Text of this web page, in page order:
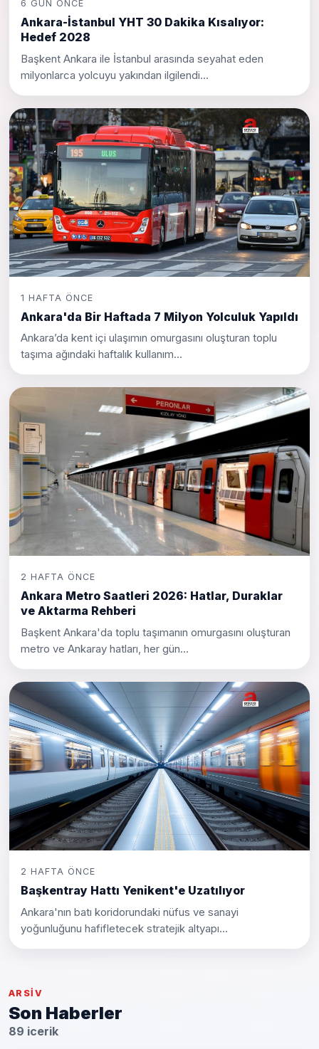
6 GÜN ÖNCE
Ankara-İstanbul YHT 30 Dakika Kısalıyor:
Hedef 2028
Başkent Ankara ile İstanbul arasında seyahat eden
milyonlarca yolcuyu yakından ilgilendi...
1 HAFTA ÖNCE
Ankara'da Bir Haftada 7 Milyon Yolculuk Yapıldı
Ankara’da kent içi ulaşımın omurgasını oluşturan toplu
taşıma ağındaki haftalık kullanım...
2 HAFTA ÖNCE
Ankara Metro Saatleri 2026: Hatlar, Duraklar
ve Aktarma Rehberi
Başkent Ankara'da toplu taşımanın omurgasını oluşturan
metro ve Ankaray hatları, her gün...
2 HAFTA ÖNCE
Başkentray Hattı Yenikent'e Uzatılıyor
Ankara'nın batı koridorundaki nüfus ve sanayi
yoğunluğunu hafifletecek stratejik altyapı...
ARSIV
Son Haberler
89 icerik